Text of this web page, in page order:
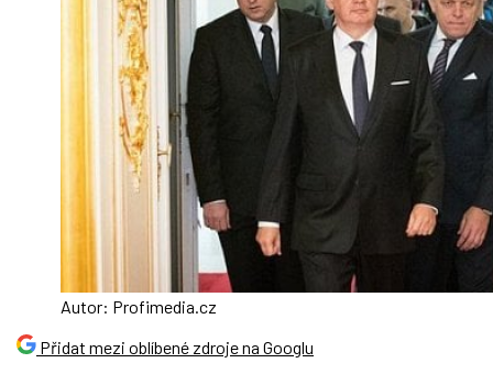
Autor: Profimedia.cz
Přidat mezi oblíbené zdroje na Googlu